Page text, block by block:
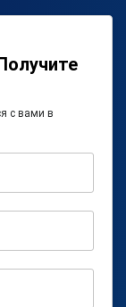
с вами в